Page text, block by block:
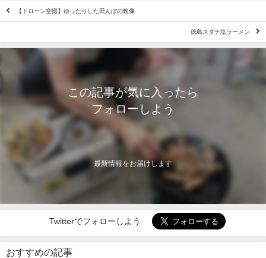
【ドローン空撮】ゆったりした田んぼの映像
徳島スダチ塩ラーメン
この記事が気に入ったら
フォローしよう
最新情報をお届けします
Twitterでフォローしよう
おすすめの記事